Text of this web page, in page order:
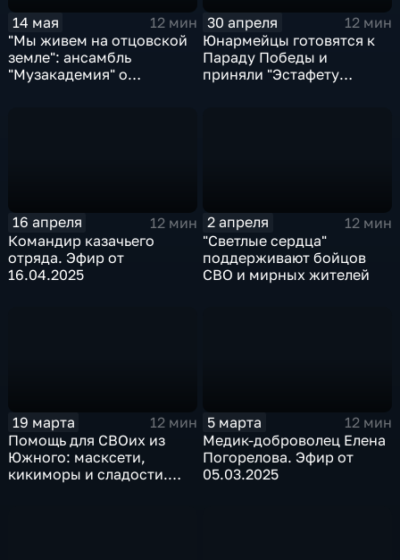
14 мая
12 мин
"Мы живем на отцовской
земле": ансамбль
"Музакадемия" о
30 апреля
12 мин
Юнармейцы готовятся к
Параду Победы и
приняли "Эстафету
16 апреля
12 мин
Командир казачьего
отряда. Эфир от
16.04.2025
2 апреля
12 мин
"Светлые сердца"
поддерживают бойцов
СВО и мирных жителей
19 марта
12 мин
Помощь для СВОих из
Южного: масксети,
кикиморы и сладости.
5 марта
12 мин
Медик-доброволец Елена
Погорелова. Эфир от
05.03.2025